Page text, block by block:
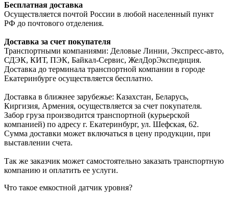
Бесплатная доставка
Осуществляется почтой России в любой населенный пункт
РФ до почтового отделения.
Доставка за счет покупателя
Транспортными компаниями: Деловые Линии, Экспресс-авто,
СДЭК, КИТ, ПЭК, Байкал-Сервис, ЖелДорЭкспедиция.
Доставка до терминала транспортной компании в городе
Екатеринбурге осуществляется бесплатно.
Доставка в ближнее зарубежье: Казахстан, Беларусь,
Киргизия, Армения, осуществляется за счет покупателя.
Забор груза производится транспортной (курьерской
компанией) по адресу г. Екатеринбург, ул. Шефская, 62.
Сумма доставки может включаться в цену продукции, при
выставлении счета.
Так же заказчик может самостоятельно заказать транспортную
компанию и оплатить ее услуги.
Что такое емкостной датчик уровня?